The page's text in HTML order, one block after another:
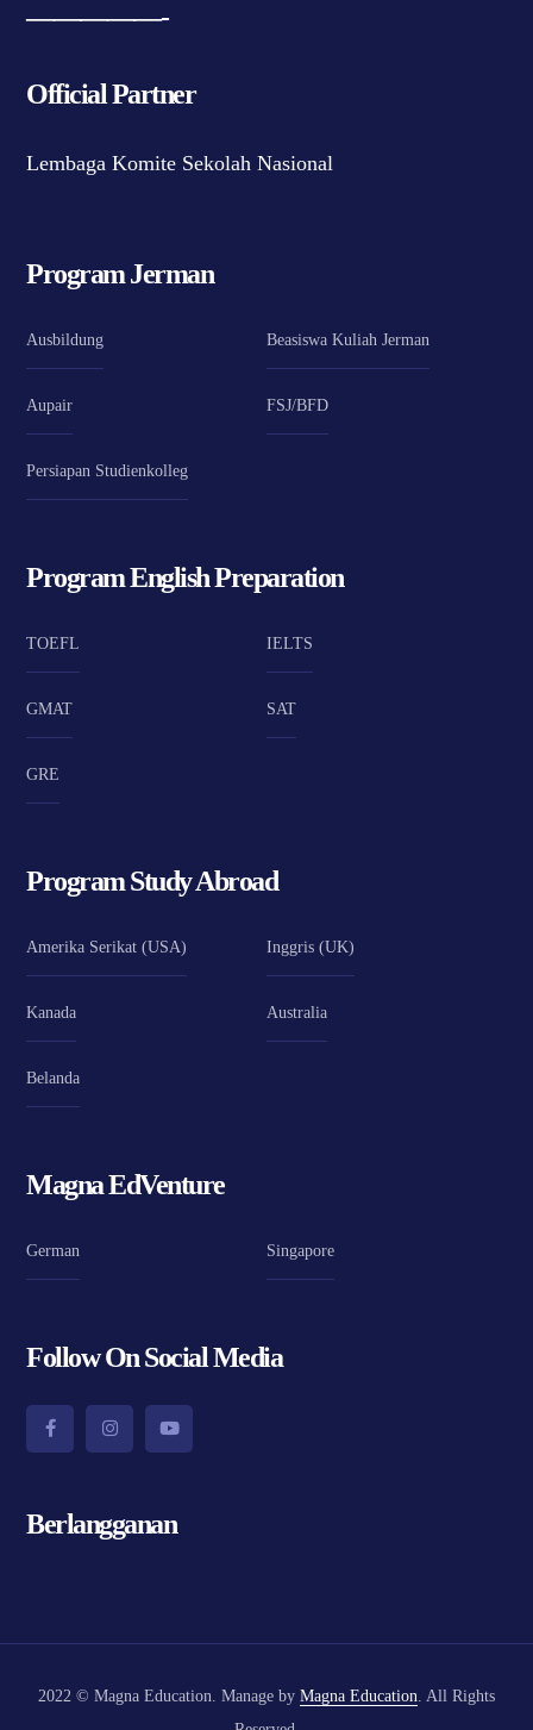
—————-
Official Partner
Lembaga Komite Sekolah Nasional
Program Jerman
Ausbildung Beasiswa Kuliah Jerman
Aupair FSJ/BFD
Persiapan Studienkolleg
Program English Preparation
TOEFL IELTS
GMAT SAT
GRE
Program Study Abroad
Amerika Serikat (USA) Inggris (UK)
Kanada Australia
Belanda
Magna EdVenture
German Singapore
Follow On Social Media
Berlangganan
2022 © Magna Education. Manage by Magna Education. All Rights